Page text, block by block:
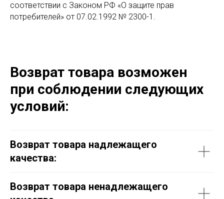
соответствии с Законом РФ «О защите прав
потребителей» от 07.02.1992 № 2300-1.
Возврат товара возможен
при соблюдении следующих
условий:
Возврат товара надлежащего
качества:
Возврат товара ненадлежащего